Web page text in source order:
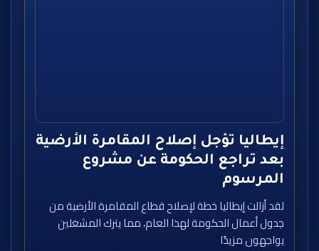
إيطاليا تؤجل إصلاح المقامرة الأرضية
بعد تراجع الحكومة عن مشروع
المرسوم
لقد أزالت إيطاليا خطة لإصلاح قطاع المقامرة الأرضية من
جدول أعمال الحكومة لهذا العام، مما يترك المشغلين
يواجهون مزيدًا